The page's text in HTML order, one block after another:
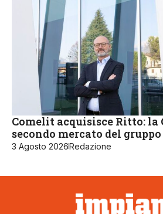
Comelit acquisisce Ritto: la
secondo mercato del
3 Agosto 2026Redazione